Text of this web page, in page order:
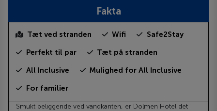
Fakta
Tæt ved stranden Wifi Safe2Stay
Perfekt til par Tæt på stranden
All Inclusive Mulighed for All Inclusive
For familier
Smukt beliggende ved vandkanten, er Dolmen Hotel det